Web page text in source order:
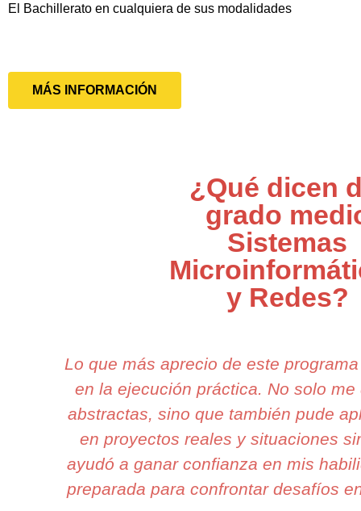
El Bachillerato en cualquiera de sus modalidades
MÁS INFORMACIÓN
¿Qué dicen
grado
Sistemas
y Redes?
Lo que más aprecio de este
en la ejecución práctica. No solo
abstractas, sino que también pude
en proyectos reales y situaciones
ayudó a ganar confianza en mis
preparada para confrontar desafíos